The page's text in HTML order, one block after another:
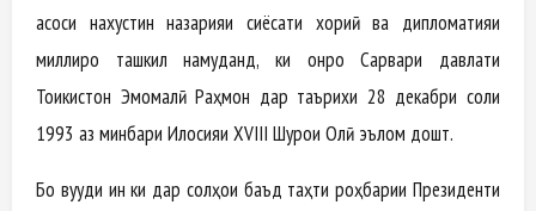
асоси нахустин назарияи сиёсати хориҷӣ ва дипломатияи
миллиро ташкил намуданд, ки онро Сарвари давлати
Тоҷикистон Эмомалӣ Раҳмон дар таърихи 28 декабри соли
1993 аз минбари Иҷлосияи XVIII Шурои Олӣ эълом дошт.
Бо вуҷуди ин ки дар солҳои баъд таҳти роҳбарии Президенти